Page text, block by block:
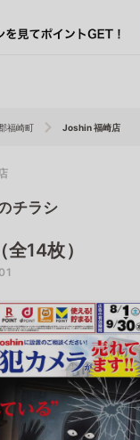
福崎町 Joshin 福崎店
チラシ
14枚）